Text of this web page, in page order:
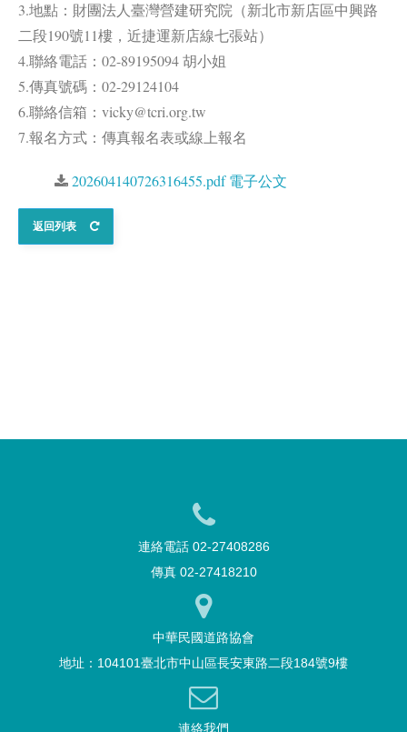
3.地點：財團法人臺灣營建研究院（新北市新店區中興路
二段190號11樓，近捷運新店線七張站）
4.聯絡電話：02-89195094 胡小姐
5.傳真號碼：02-29124104
6.聯絡信箱：vicky@tcri.org.tw
7.報名方式：傳真報名表或線上報名
202604140726316455.pdf 電子公文
返回列表
連絡電話 02-27408286
傳真 02-27418210
中華民國道路協會
地址：104101臺北市中山區長安東路二段184號9樓
連絡我們